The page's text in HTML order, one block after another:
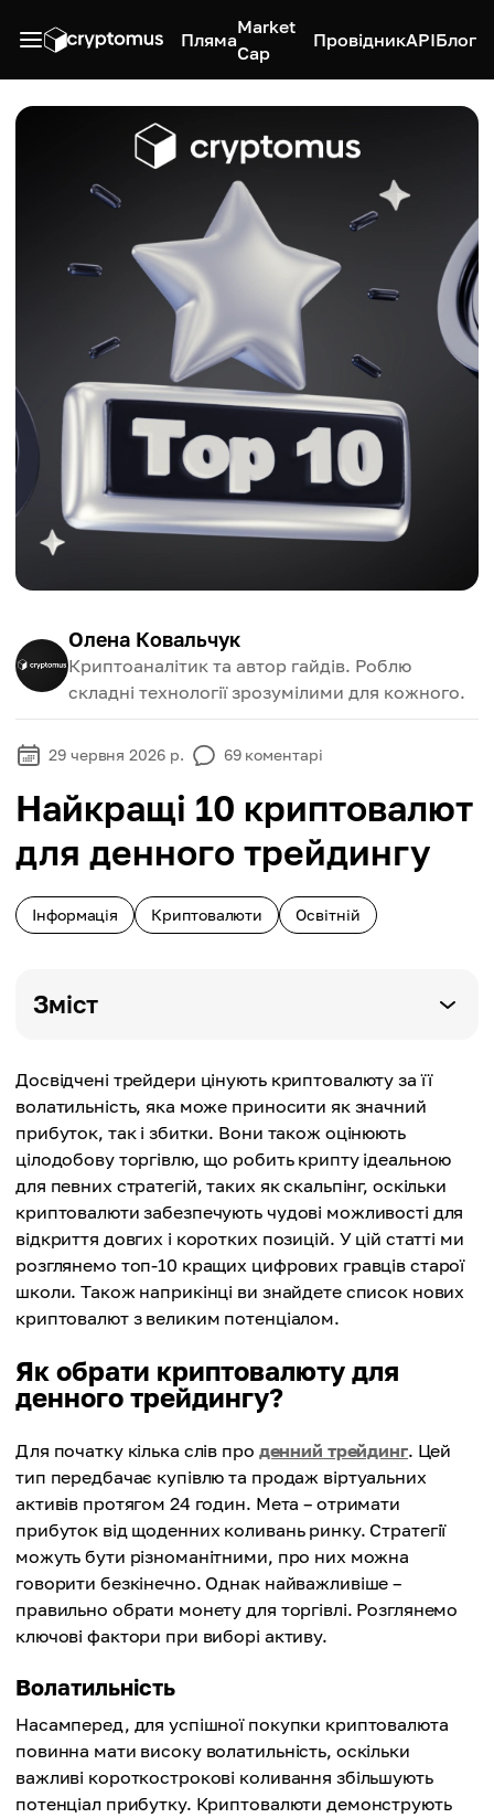
Пляма
Market
Cap
ПровідникAPIБлог
Олена Ковальчук
Криптоаналітик та автор гайдів. Роблю
складні технології зрозумілими для кожного.
29 червня 2026 р. 69 коментарі
Найкращі 10 криптовалют
для денного трейдингу
Інформація Криптовалюти Освітній
Зміст
Досвідчені трейдери цінують криптовалюту за її
волатильність, яка може приносити як значний
прибуток, так і збитки. Вони також оцінюють
цілодобову торгівлю, що робить крипту ідеальною
для певних стратегій, таких як скальпінг, оскільки
криптовалюти забезпечують чудові можливості для
відкриття довгих і коротких позицій. У цій статті ми
розглянемо топ-10 кращих цифрових гравців старої
школи. Також наприкінці ви знайдете список нових
криптовалют з великим потенціалом.
Як обрати криптовалюту для
денного трейдингу?
Для початку кілька слів про денний трейдинг. Цей
тип передбачає купівлю та продаж віртуальних
активів протягом 24 годин. Мета – отримати
прибуток від щоденних коливань ринку. Стратегії
можуть бути різноманітними, про них можна
говорити безкінечно. Однак найважливіше –
правильно обрати монету для торгівлі. Розглянемо
ключові фактори при виборі активу.
Волатильність
Насамперед, для успішної покупки криптовалюта
повинна мати високу волатильність, оскільки
важливі короткострокові коливання збільшують
потенціал прибутку. Криптовалюти демонструють